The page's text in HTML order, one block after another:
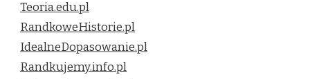
Teoria.edu.pl
RandkoweHistorie.pl
IdealneDopasowanie.pl
Randkujemy.info.pl